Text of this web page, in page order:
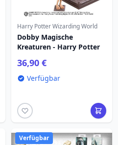
Harry Potter Wizarding World
Dobby Magische
Kreaturen - Harry Potter
36,90 €
Verfügbar
Verfügbar